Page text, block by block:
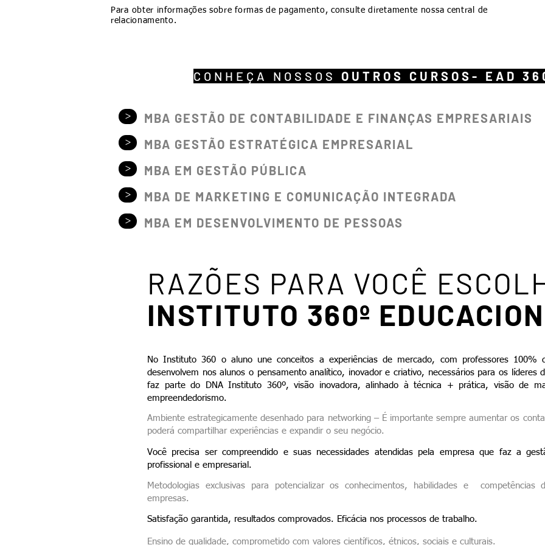
Para obter informações sobre formas de pagamento, consulte diretamente nossa central de
relacionamento.
CONHEÇA NOSSOS OUTROS CURSOS- EAD
> MBA GESTÃO DE CONTABILIDADE E FINANÇAS EMPRESARIAIS
> MBA GESTÃO ESTRATÉGICA EMPRESARIAL
> MBA EM GESTÃO PÚBLICA
> MBA DE MARKETING E COMUNICAÇÃO INTEGRADA
> MBA EM DESENVOLVIMENTO DE PESSOAS
RAZÕES PARA VOCÊ
INSTITUTO 360º
No Instituto 360 o aluno une conceitos a experiências de mercado, com professores 100%
desenvolvem nos alunos o pensamento analítico, inovador e criativo, necessários para os líderes
faz parte do DNA Instituto 360º, visão inovadora, alinhado à técnica + prática, visão de
empreendedorismo.
Ambiente estrategicamente desenhado para networking – É importante sempre aumentar os
poderá compartilhar experiências e expandir o seu negócio.
Você precisa ser compreendido e suas necessidades atendidas pela empresa que faz a
profissional e empresarial.
Metodologias exclusivas para potencializar os conhecimentos, habilidades e competências
empresas.
Satisfação garantida, resultados comprovados. Eficácia nos processos de trabalho.
Ensino de qualidade, comprometido com valores científicos, étnicos, sociais e culturais.